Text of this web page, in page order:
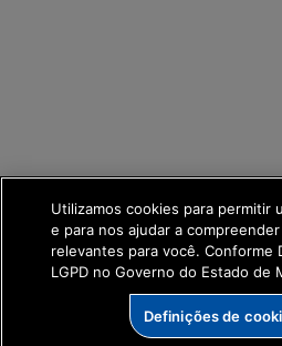
Utilizamos cookies para permitir
e para nos ajudar a
relevantes para você. Conforme
LGPD no Governo do Estado de
Definições de